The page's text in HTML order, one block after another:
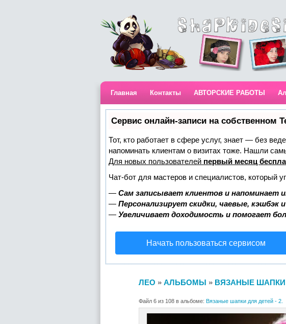
Главная Контакты АВТОРСКИЕ РАБОТЫ
Сервис онлайн-записи на собственном
Тот, кто работает в сфере услуг, знает — без
напоминать клиентам о визитах тоже. Нашли
Для новых пользователей первый месяц
Чат-бот для мастеров и специалистов, который
— Сам записывает клиентов и напоминает
— Персонализирует скидки, чаевые, кэшбэк
— Увеличивает доходимость и помогает
Начать пользоваться сервисом
ЛЕО » АЛЬБОМЫ » ВЯЗАНЫЕ ШАПКИ
Файл 6 из 108 в альбоме: Вязаные шапки для детей - 2.